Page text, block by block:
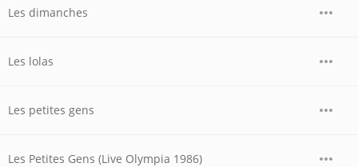
Les dimanches
Les lolas
Les petites gens
Les Petites Gens (Live Olympia 1986)